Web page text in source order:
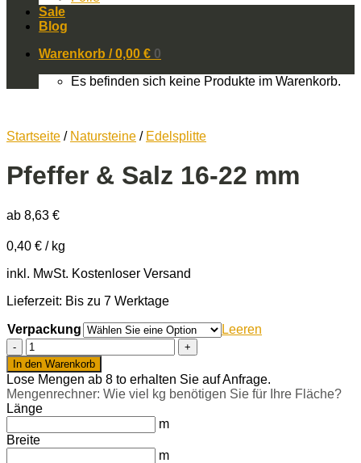
Sale
Blog
Warenkorb /0,00 € 0
Es befinden sich keine Produkte im Warenkorb.
Startseite / Natursteine / Edelsplitte
Pfeffer & Salz 16-22 mm
ab 8,63 €
0,40 € / kg
inkl. MwSt. Kostenloser Versand
Lieferzeit: Bis zu 7 Werktage
Verpackung
Leeren
Pfeffer
&
Salz
16-
22
mm
Menge
In den Warenkorb
Lose Mengen ab 8 to erhalten Sie auf Anfrage.
Mengenrechner: Wie viel kg benötigen Sie für Ihre Fläche?
Länge
m
Breite
m